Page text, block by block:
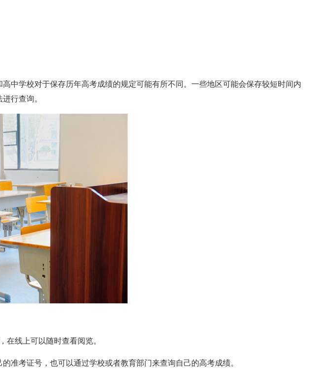
中学校对于保存历年高考成绩的规定可能有所不同。一些地区可能会保存较短时间内
行查询。
线上可以随时查看阅览。
考证号，也可以通过学校或者教育部门来查询自己的高考成绩。